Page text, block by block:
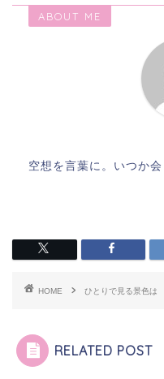
ABOUT ME
空想を言葉に。いつか会
HOME ひとりで見る景色は
RELATED POST